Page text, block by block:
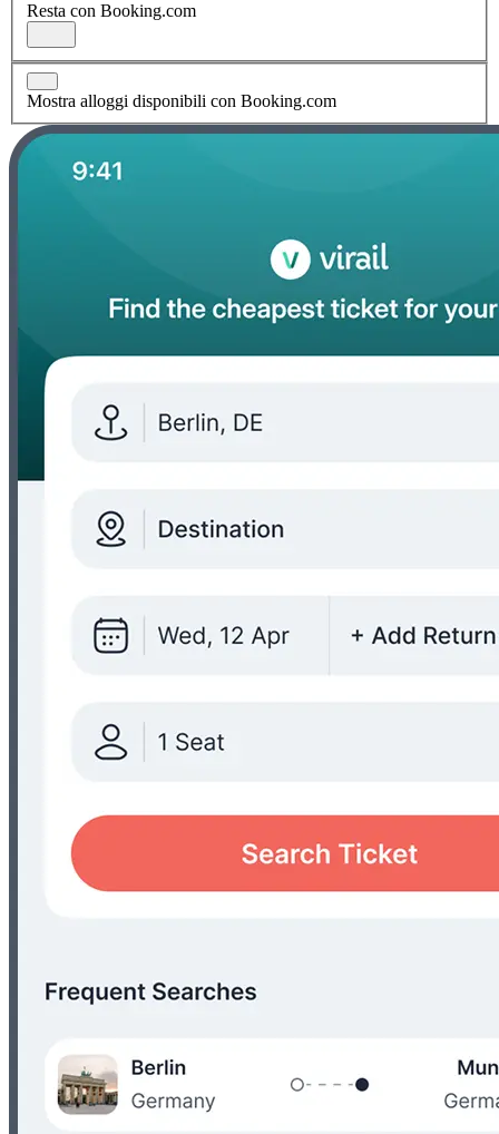
Resta con Booking.com
Mostra alloggi disponibili con Booking.com